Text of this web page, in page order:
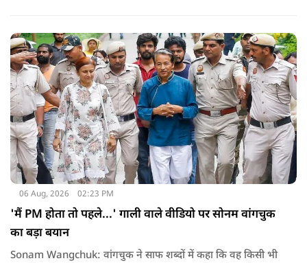
06 Aug, 2026 02:23 PM
'मैं PM होता तो पहले...' गाली वाले वीडियो पर सोनम वांगचुक
का बड़ा बयान
Sonam Wangchuk: वांगचुक ने साफ शब्दों में कहा कि वह किसी भी